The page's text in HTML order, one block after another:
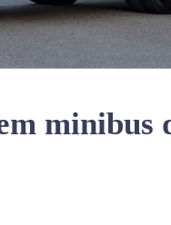
minibus